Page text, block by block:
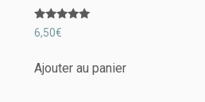
Note
5.00
6,50€
Ajouter au panier